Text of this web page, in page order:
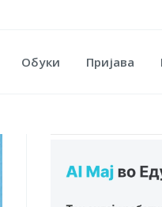
Обуки Пријава